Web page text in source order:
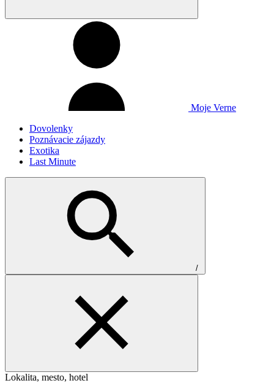
Moje Verne
Dovolenky
Poznávacie zájazdy
Exotika
Last Minute
/
Lokalita, mesto, hotel